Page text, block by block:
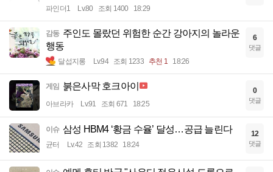
파인더1 Lv.80 조회 1400 18:29
감동 주인도 몰랐던 위험한 순간 강아지의 놀라운
행동
달섭지롱 Lv.94 조회 1233 추천 1 18:26
6
댓글
게임 붉은사막 호크아이
아브라카 Lv.91 조회 671 18:25
0
댓글
이슈 삼성 HBM4 ‘황금 수율’ 달성…공급 늘린다
균터 Lv.42 조회 1382 18:24
12
댓글